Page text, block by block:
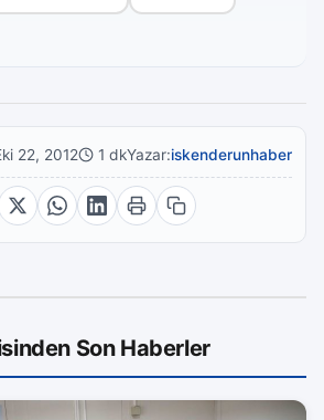
22, 2012 1 dkYazar:iskenderunhaber
Son Haberler